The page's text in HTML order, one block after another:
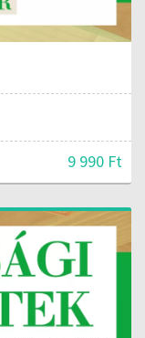
9 990 Ft